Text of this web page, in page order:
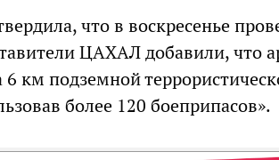
что в воскресенье
ЦАХАЛ добавили, что
км подземной
более 120 боеприпасов».